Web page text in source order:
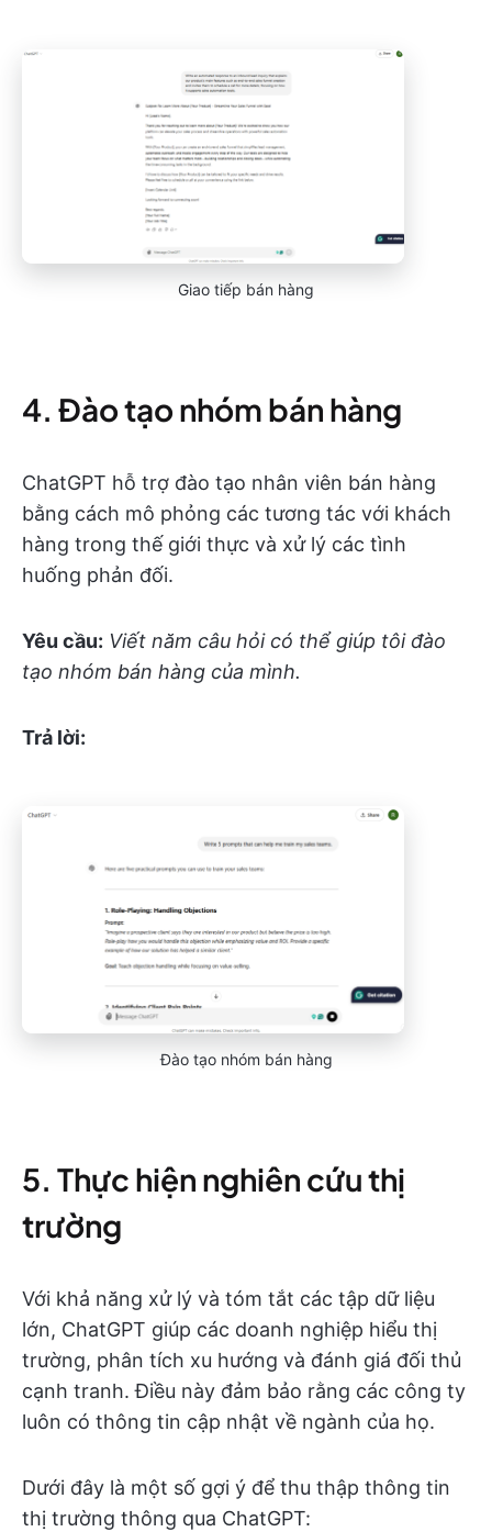
Giao tiếp bán hàng
4. Đào tạo nhóm bán hàng
ChatGPT hỗ trợ đào tạo nhân viên bán hàng
bằng cách mô phỏng các tương tác với khách
hàng trong thế giới thực và xử lý các tình
huống phản đối.
Yêu cầu: Viết năm câu hỏi có thể giúp tôi đào
tạo nhóm bán hàng của mình.
Trả lời:
Đào tạo nhóm bán hàng
5. Thực hiện nghiên cứu thị
trường
Với khả năng xử lý và tóm tắt các tập dữ liệu
lớn, ChatGPT giúp các doanh nghiệp hiểu thị
trường, phân tích xu hướng và đánh giá đối thủ
cạnh tranh. Điều này đảm bảo rằng các công ty
luôn có thông tin cập nhật về ngành của họ.
Dưới đây là một số gợi ý để thu thập thông tin
thị trường thông qua ChatGPT: